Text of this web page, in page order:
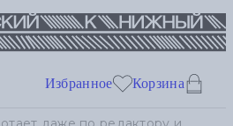
Избранное Корзина